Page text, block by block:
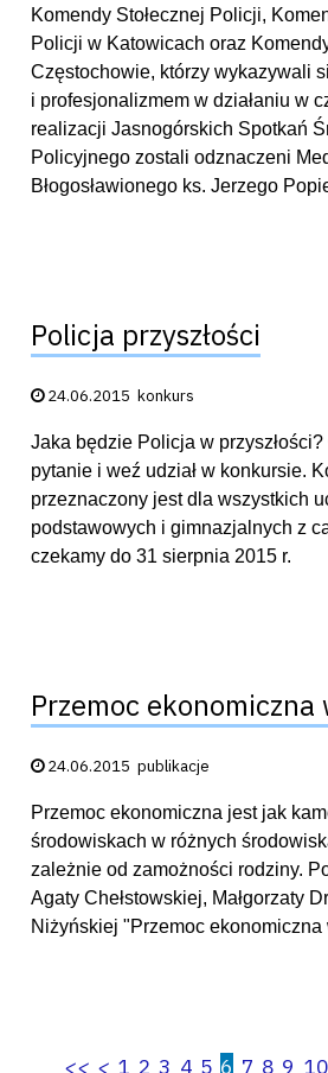
Komendy Stołecznej Policji,
Policji w Katowicach oraz
Częstochowie, którzy wykazywali
i profesjonalizmem w działaniu w
realizacji Jasnogórskich Spotkań
Policyjnego zostali odznaczeni
Błogosławionego ks. Jerzego
Policja przyszłości
Data publikacji:
24.06.2015 konkurs
Jaka będzie Policja w
pytanie i weź udział w konkursie.
przeznaczony jest dla wszystkich
podstawowych i gimnazjalnych z
czekamy do 31 sierpnia 2015 r.
Przemoc ekonomiczna
Data publikacji:
24.06.2015 publikacje
Przemoc ekonomiczna jest jak
środowiskach w różnych
zależnie od zamożności rodziny.
Agaty Chełstowskiej, Małgorzaty
Niżyńskiej "Przemoc ekonomiczna
<< < 1 2 3 4 5 6 7 8 9 10